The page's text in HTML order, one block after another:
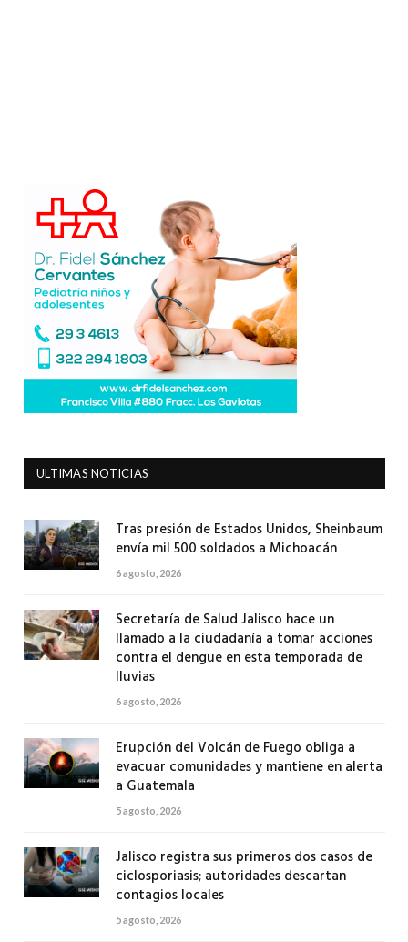
ULTIMAS NOTICIAS
Tras presión de Estados Unidos, Sheinbaum
envía mil 500 soldados a Michoacán
6 agosto, 2026
Secretaría de Salud Jalisco hace un
llamado a la ciudadanía a tomar acciones
contra el dengue en esta temporada de
lluvias
6 agosto, 2026
Erupción del Volcán de Fuego obliga a
evacuar comunidades y mantiene en alerta
a Guatemala
5 agosto, 2026
Jalisco registra sus primeros dos casos de
ciclosporiasis; autoridades descartan
contagios locales
5 agosto, 2026